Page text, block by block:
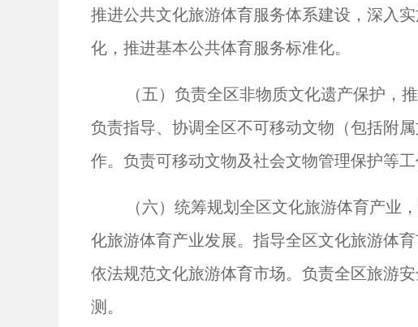
推进公共文化旅游体育服务体系建设，深入
化，推进基本公共体育服务标准化。
（五）负责全区非物质文化遗产保护，
负责指导、协调全区不可移动文物（包括附
作。负责可移动文物及社会文物管理保护等工
（六）统筹规划全区文化旅游体育产业
化旅游体育产业发展。指导全区文化旅游体
依法规范文化旅游体育市场。负责全区旅游
测。